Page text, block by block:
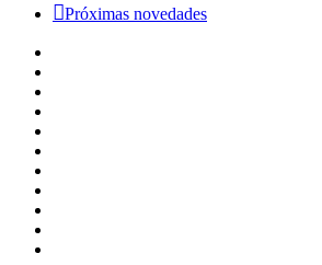
Próximas novedades